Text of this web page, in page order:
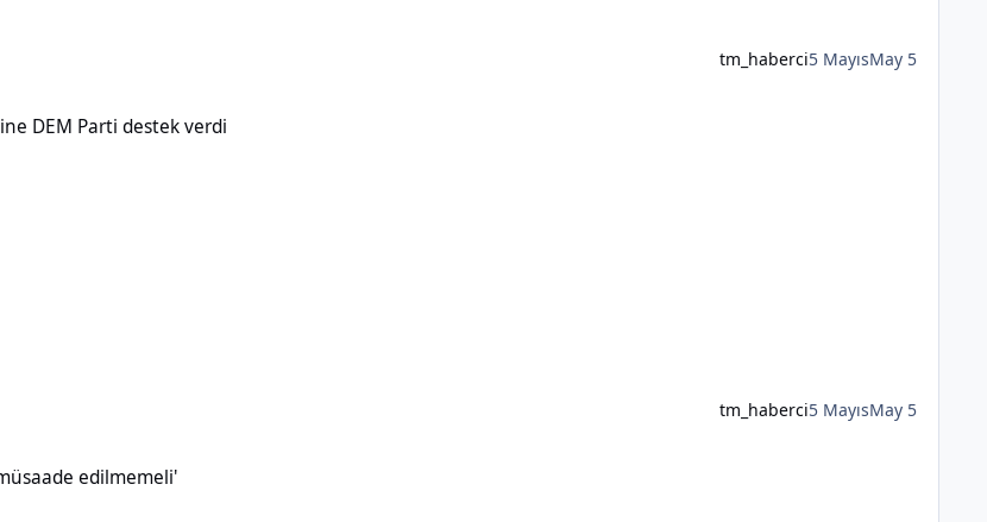
tm_haberci5 MayısMay 5
DEM Parti destek verdi
tm_haberci5 MayısMay 5
edilmemeli'